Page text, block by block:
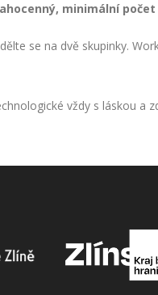
minimální počet
se na dvě skupinky.
vždy s láskou a